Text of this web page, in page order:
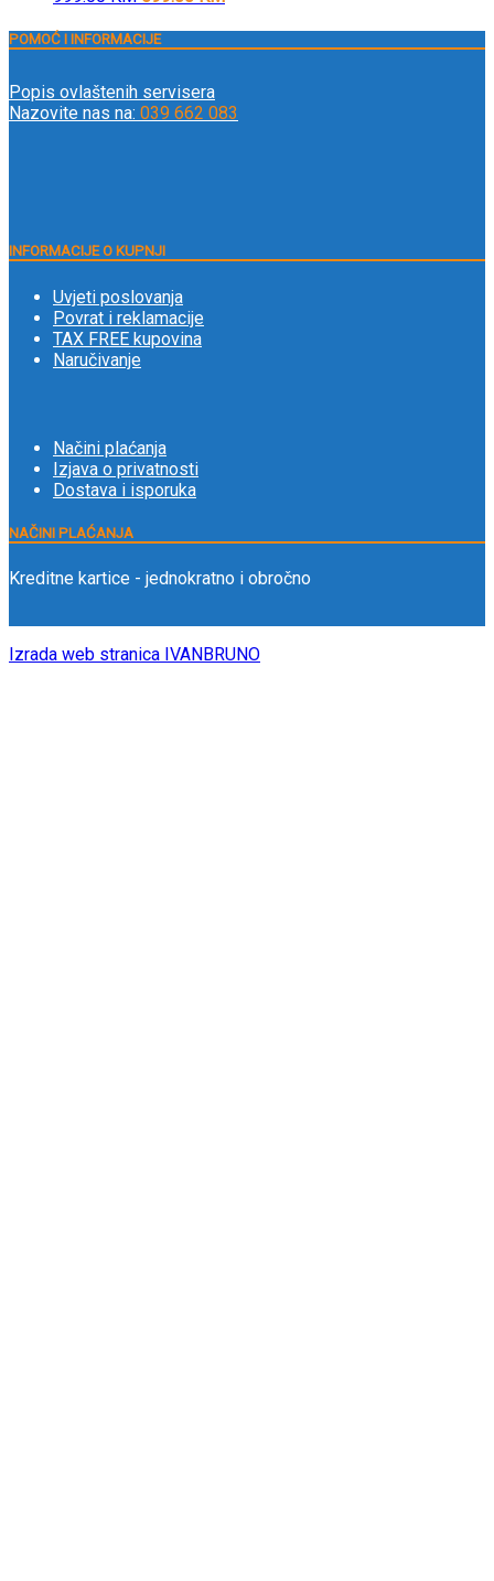
POMOĆ I INFORMACIJE
Popis ovlaštenih servisera
Nazovite nas na: 039 662 083
INFORMACIJE O KUPNJI
Uvjeti poslovanja
Povrat i reklamacije
TAX FREE kupovina
Naručivanje
Načini plaćanja
Izjava o privatnosti
Dostava i isporuka
NAČINI PLAĆANJA
Kreditne kartice - jednokratno i obročno
Izrada web stranica IVANBRUNO